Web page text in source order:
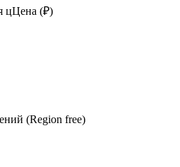
цЦена (₽)
(Region free)